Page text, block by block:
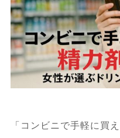
「コンビニで手軽に買